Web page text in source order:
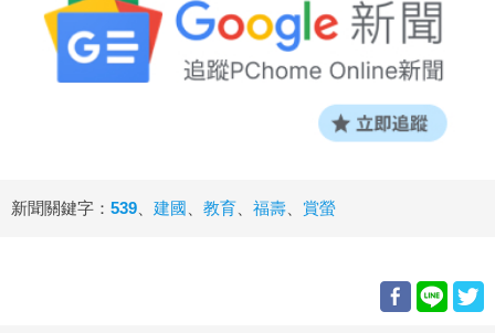
新聞關鍵字： 539 建國 教育 福壽 賞螢